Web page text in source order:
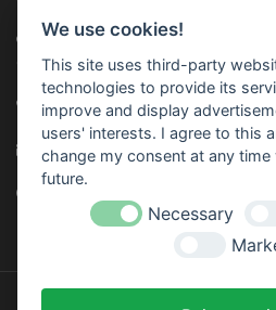
Adresse: Trailer Center GmbH,
Gebelkofen, GERMANY
Telefon:+49 (0) 9453 - 3107320
E-mail:info@trailer-center-
Monday - Friday: 8:00 am - 17:00
We use cookies!
This site uses third-party
technologies to provide its
improve and display
users' interests. I agree to this
change my consent at any
future.
Necessary